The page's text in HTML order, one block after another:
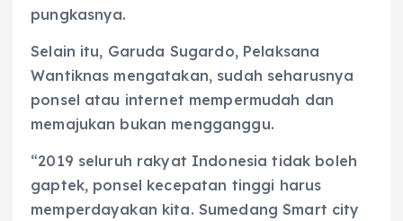
pungkasnya.
Selain itu, Garuda Sugardo, Pelaksana
Wantiknas mengatakan, sudah seharusnya
ponsel atau internet mempermudah dan
memajukan bukan mengganggu.
“2019 seluruh rakyat Indonesia tidak boleh
gaptek, ponsel kecepatan tinggi harus
memperdayakan kita. Sumedang Smart city